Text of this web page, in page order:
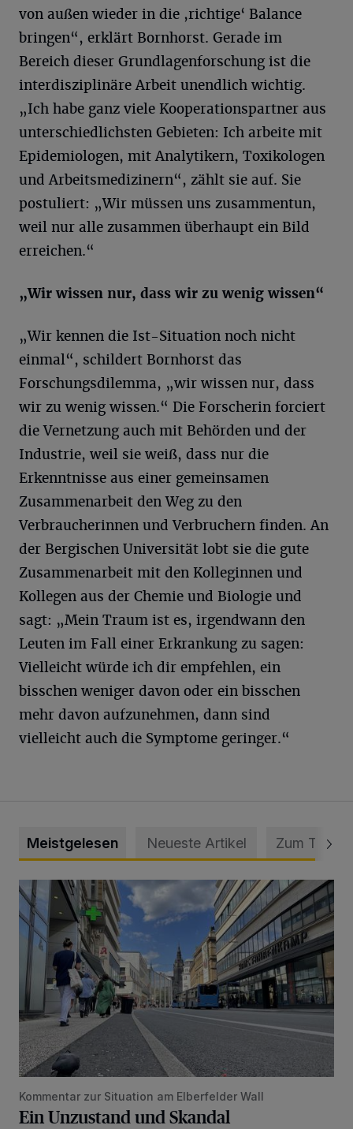
von außen wieder in die ,richtige‘ Balance
bringen“, erklärt Bornhorst. Gerade im
Bereich dieser Grundlagenforschung ist die
interdisziplinäre Arbeit unendlich wichtig.
„Ich habe ganz viele Kooperationspartner aus
unterschiedlichsten Gebieten: Ich arbeite mit
Epidemiologen, mit Analytikern, Toxikologen
und Arbeitsmedizinern“, zählt sie auf. Sie
postuliert: „Wir müssen uns zusammentun,
weil nur alle zusammen überhaupt ein Bild
erreichen.“
„Wir wissen nur, dass wir zu wenig wissen“
„Wir kennen die Ist-Situation noch nicht
einmal“, schildert Bornhorst das
Forschungsdilemma, „wir wissen nur, dass
wir zu wenig wissen.“ Die Forscherin forciert
die Vernetzung auch mit Behörden und der
Industrie, weil sie weiß, dass nur die
Erkenntnisse aus einer gemeinsamen
Zusammenarbeit den Weg zu den
Verbraucherinnen und Verbruchern finden. An
der Bergischen Universität lobt sie die gute
Zusammenarbeit mit den Kolleginnen und
Kollegen aus der Chemie und Biologie und
sagt: „Mein Traum ist es, irgendwann den
Leuten im Fall einer Erkrankung zu sagen:
Vielleicht würde ich dir empfehlen, ein
bisschen weniger davon oder ein bisschen
mehr davon aufzunehmen, dann sind
vielleicht auch die Symptome geringer.“
Meistgelesen Neueste Artikel Zum Thema
Ein Unzustand und Skandal
Kommentar zur Situation am Elberfelder Wall
Ein Unzustand und Skandal